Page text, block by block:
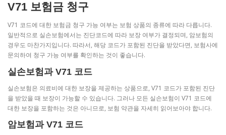
V71 보험금 청구
V71 코드에 대한 보험금 청구 가능 여부는 보험 상품의 종류에 따라 다릅니다.
일반적으로 실손보험에서는 진단코드에 따라 보장 여부가 결정되며, 암보험의
경우도 마찬가지입니다. 따라서, 해당 코드가 포함된 진단을 받았다면, 보험사에
문의하여 청구 가능 여부를 확인하는 것이 좋습니다.
실손보험과 V71 코드
실손보험은 의료비에 대한 보장을 제공하는 상품으로, V71 코드가 포함된 진단
을 받았을 때 보장이 가능할 수 있습니다. 그러나 모든 실손보험이 V71 코드에
대한 보장을 포함하는 것은 아니므로, 보험 약관을 자세히 읽어보아야 합니다.
암보험과 V71 코드